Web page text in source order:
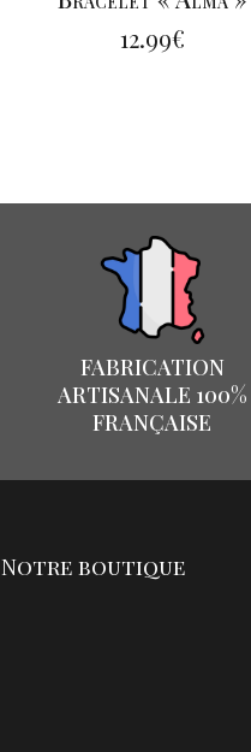
12.99€
FABRICATION
ARTISANALE 100%
FRANÇAISE
Notre boutique